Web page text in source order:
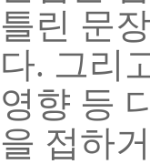
틀린 문
다. 그리
영향 등
을 접하